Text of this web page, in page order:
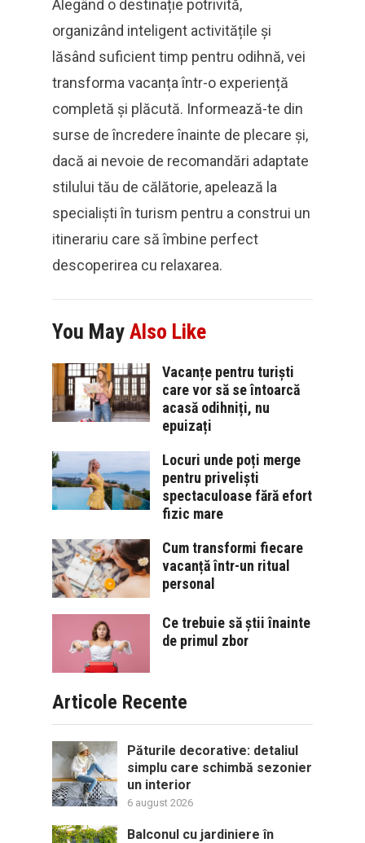
Alegând o destinație potrivită,
organizând inteligent activitățile și
lăsând suficient timp pentru odihnă, vei
transforma vacanța într-o experiență
completă și plăcută. Informează-te din
surse de încredere înainte de plecare și,
dacă ai nevoie de recomandări adaptate
stilului tău de călătorie, apelează la
specialiști în turism pentru a construi un
itinerariu care să îmbine perfect
descoperirea cu relaxarea.
You May Also Like
Vacanțe pentru turiști
care vor să se întoarcă
acasă odihniți, nu
epuizați
Locuri unde poți merge
pentru priveliști
spectaculoase fără efort
fizic mare
Cum transformi fiecare
vacanță într-un ritual
personal
Ce trebuie să știi înainte
de primul zbor
Articole Recente
Păturile decorative: detaliul
simplu care schimbă sezonier
un interior
6 august 2026
Balconul cu jardiniere în